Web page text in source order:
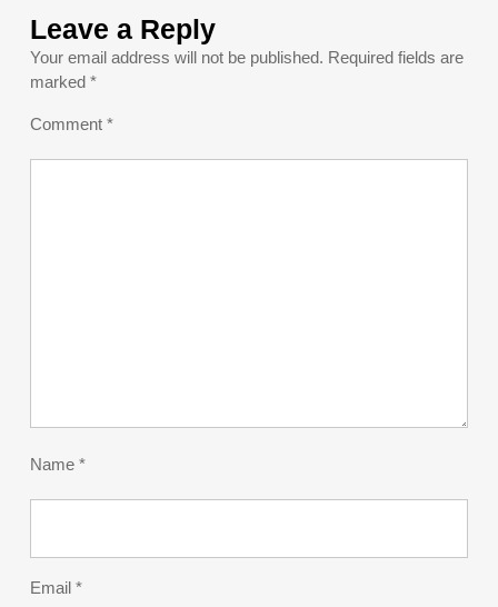
Leave a Reply
Your email address will not be published. Required fields are
marked *
Comment *
Name *
Email *